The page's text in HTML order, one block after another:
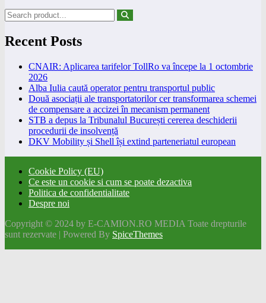
Recent Posts
CNAIR: Aplicarea tarifelor TollRo va începe la 1 octombrie
2026
Alba Iulia caută operator pentru transportul public
Două asociații ale transportatorilor cer transformarea schemei
de compensare a accizei în mecanism permanent
STB a depus la Tribunalul București cererea deschiderii
procedurii de insolvență
DKV Mobility și Shell își extind parteneriatul european
Cookie Policy (EU)
Ce este un cookie si cum se poate dezactiva
Politica de confidentialitate
Despre noi
Copyright © 2024 by E-CAMION.RO MEDIA Toate drepturile
sunt rezervate | Powered By SpiceThemes